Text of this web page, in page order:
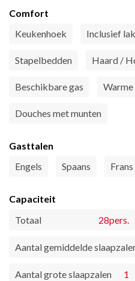
Comfort
Keukenhoek
Inclusief
Stapelbedden Haard /
Beschikbare gas Warme
Douches met munten
Gasttalen
Engels
Spaans Frans
Capaciteit
Totaal
28pers.
Aantal gemiddelde
Aantal grote slaapzalen 1